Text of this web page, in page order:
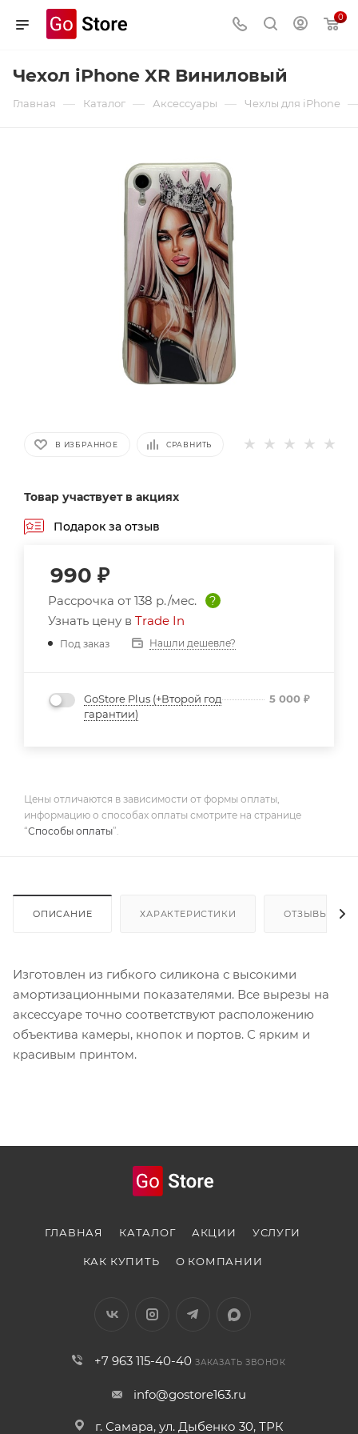
0
Чехол iPhone XR Виниловый
Главная — Каталог — Аксессуары — Чехлы для iPhone
В ИЗБРАННОЕ СРАВНИТЬ
Товар участвует в акциях
Подарок за отзыв
990 ₽
Рассрочка от 138 р./мес.
?
Узнать цену в Trade In
Под заказ Нашли дешевле?
GoStore Plus (+Второй год
гарантии)
5 000 ₽
Цены отличаются в зависимости от формы оплаты,
информацию о способах оплаты смотрите на странице
“Способы оплаты”.
ОПИСАНИЕ ХАРАКТЕРИСТИКИ ОТЗЫВЫ
Изготовлен из гибкого силикона с высокими
амортизационными показателями. Все вырезы на
аксессуаре точно соответствуют расположению
объектива камеры, кнопок и портов. С ярким и
красивым принтом.
ГЛАВНАЯ КАТАЛОГ АКЦИИ УСЛУГИ
КАК КУПИТЬ О КОМПАНИИ
+7 963 115-40-40 ЗАКАЗАТЬ ЗВОНОК
info@gostore163.ru
г. Самара, ул. Дыбенко 30, ТРК